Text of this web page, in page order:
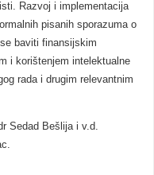
Razvoj i implementacija
pisanih sporazuma o
baviti finansijskim
i korištenjem intelektualne
rada i drugim relevantnim
Sedad Bešlija i v.d.